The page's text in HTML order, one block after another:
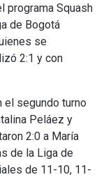
programa Squash
de Bogotá
se
2:1 y con
el segundo turno
Peláez y
2:0 a María
de la Liga de
de 11-10, 11-